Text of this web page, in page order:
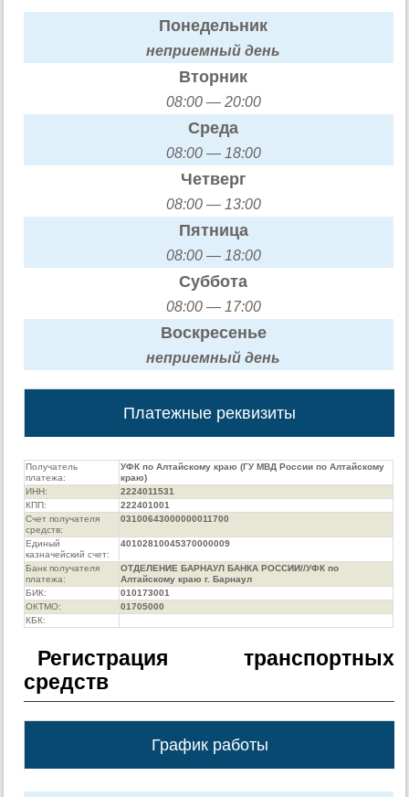
Понедельник
неприемный день
Вторник
08:00 — 20:00
Среда
08:00 — 18:00
Четверг
08:00 — 13:00
Пятница
08:00 — 18:00
Суббота
08:00 — 17:00
Воскресенье
неприемный день
Платежные реквизиты
Получатель
платежа:
УФК по Алтайскому краю (ГУ МВД России по Алтайскому
краю)
ИНН:
2224011531
КПП:
222401001
Счет получателя
средств:
03100643000000011700
Единый
казначейский счет:
40102810045370000009
Банк получателя
платежа:
ОТДЕЛЕНИЕ БАРНАУЛ БАНКА РОССИИ//УФК по
Алтайскому краю г. Барнаул
БИК:
010173001
ОКТМО:
01705000
КБК:
Регистрация транспортных
средств
График работы